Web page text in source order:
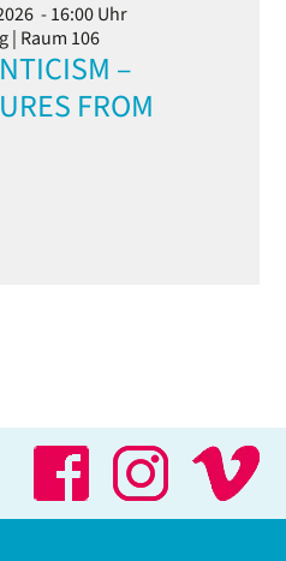
- 16:00 Uhr
| Raum 106
–
FROM